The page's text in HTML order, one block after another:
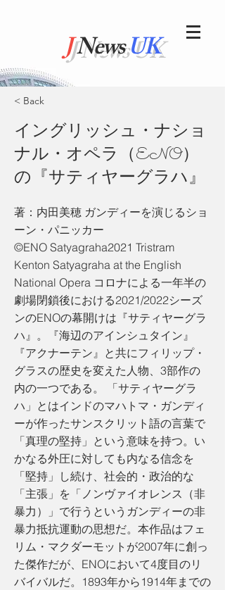
JNewsUK
< Back
イングリッシュ・ナショ
ナル・オペラ（ENO）
の『サティヤーグラハ』
著：内田美穂 ガンディーを演じるショ
ーン・パニッカー
©ENO Satyagraha2021 Tristram
Kenton Satyagraha at the English
National Opera コロナによる一年半の
劇場閉鎖後における2021/2022シーズ
ンのENOの幕開けは『サティヤーグラ
ハ』。『海辺のアインシュタイン』
『アクナーテン』と共にフィリップ・
グラスの歴史を変えた人物、3部作の
内の一つである。 「サティヤーグラ
ハ」とはインドのマハトマ・ガンディ
ーが作ったサンスクリット語の言葉で
「真理の堅持」という意味を持つ。い
かなる外圧に対しても内なる信念を
「堅持」し続け、社会的・政治的な
「主張」を「ノンヴァイオレンス（非
暴力）」で行うというガンディーの非
暴力抵抗運動の思想だ。本作品はフェ
リム・マクダーモットが2007年に創っ
た傑作だが、ENOにおいて4度目のリ
バイバルだ。1893年から1914年までの